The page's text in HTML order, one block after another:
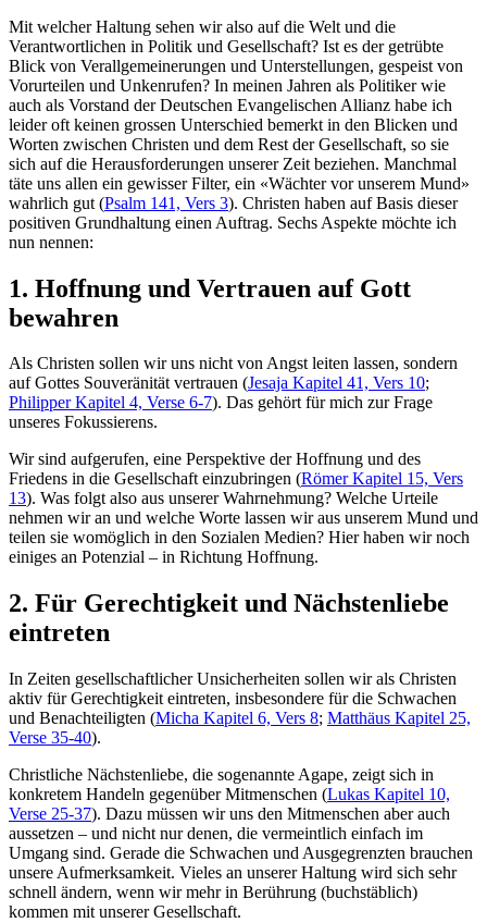
Mit welcher Haltung sehen wir also auf die Welt und die
Verantwortlichen in Politik und Gesellschaft? Ist es der getrübte
Blick von Verallgemeinerungen und Unterstellungen, gespeist von
Vorurteilen und Unkenrufen? In meinen Jahren als Politiker wie
auch als Vorstand der Deutschen Evangelischen Allianz habe ich
leider oft keinen grossen Unterschied bemerkt in den Blicken und
Worten zwischen Christen und dem Rest der Gesellschaft, so sie
sich auf die Herausforderungen unserer Zeit beziehen. Manchmal
täte uns allen ein gewisser Filter, ein «Wächter vor unserem Mund»
wahrlich gut (Psalm 141, Vers 3). Christen haben auf Basis dieser
positiven Grundhaltung einen Auftrag. Sechs Aspekte möchte ich
nun nennen:
1. Hoffnung und Vertrauen auf Gott
bewahren
Als Christen sollen wir uns nicht von Angst leiten lassen, sondern
auf Gottes Souveränität vertrauen (Jesaja Kapitel 41, Vers 10;
Philipper Kapitel 4, Verse 6-7). Das gehört für mich zur Frage
unseres Fokussierens.
Wir sind aufgerufen, eine Perspektive der Hoffnung und des
Friedens in die Gesellschaft einzubringen (Römer Kapitel 15, Vers
13). Was folgt also aus unserer Wahrnehmung? Welche Urteile
nehmen wir an und welche Worte lassen wir aus unserem Mund und
teilen sie womöglich in den Sozialen Medien? Hier haben wir noch
einiges an Potenzial – in Richtung Hoffnung.
2. Für Gerechtigkeit und Nächstenliebe
eintreten
In Zeiten gesellschaftlicher Unsicherheiten sollen wir als Christen
aktiv für Gerechtigkeit eintreten, insbesondere für die Schwachen
und Benachteiligten (Micha Kapitel 6, Vers 8; Matthäus Kapitel 25,
Verse 35-40).
Christliche Nächstenliebe, die sogenannte Agape, zeigt sich in
konkretem Handeln gegenüber Mitmenschen (Lukas Kapitel 10,
Verse 25-37). Dazu müssen wir uns den Mitmenschen aber auch
aussetzen – und nicht nur denen, die vermeintlich einfach im
Umgang sind. Gerade die Schwachen und Ausgegrenzten brauchen
unsere Aufmerksamkeit. Vieles an unserer Haltung wird sich sehr
schnell ändern, wenn wir mehr in Berührung (buchstäblich)
kommen mit unserer Gesellschaft.